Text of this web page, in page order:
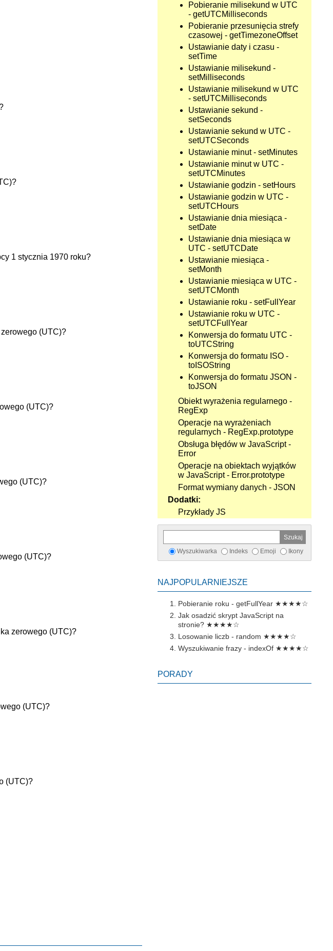
Pobieranie milisekund w UTC
- getUTCMilliseconds
Pobieranie przesunięcia strefy
czasowej - getTimezoneOffset
Ustawianie daty i czasu -
setTime
Ustawianie milisekund -
setMilliseconds
Ustawianie milisekund w UTC
- setUTCMilliseconds
Ustawianie sekund -
setSeconds
Ustawianie sekund w UTC -
setUTCSeconds
Ustawianie minut - setMinutes
Ustawianie minut w UTC -
setUTCMinutes
Ustawianie godzin - setHours
Ustawianie godzin w UTC -
setUTCHours
Ustawianie dnia miesiąca -
setDate
Ustawianie dnia miesiąca w
UTC - setUTCDate
Ustawianie miesiąca -
setMonth
Ustawianie miesiąca w UTC -
setUTCMonth
Ustawianie roku - setFullYear
Ustawianie roku w UTC -
setUTCFullYear
Konwersja do formatu UTC -
toUTCString
Konwersja do formatu ISO -
toISOString
Konwersja do formatu JSON -
toJSON
Obiekt wyrażenia regularnego -
RegExp
Operacje na wyrażeniach
regularnych - RegExp.prototype
Obsługa błędów w JavaScript -
Error
Operacje na obiektach wyjątków
w JavaScript - Error.prototype
Format wymiany danych - JSON
Dodatki:
Przykłady JS
Wyszukiwarka Indeks Emoji Ikony
NAJPOPULARNIEJSZE
Pobieranie roku - getFullYear ★★★★☆
Jak osadzić skrypt JavaScript na
stronie? ★★★★☆
Losowanie liczb - random ★★★★☆
Wyszukiwanie frazy - indexOf ★★★★☆
PORADY
1 stycznia 1970 roku?
(UTC)?
(UTC)?
(UTC)?
(UTC)?
zerowego (UTC)?
(UTC)?
(UTC)?